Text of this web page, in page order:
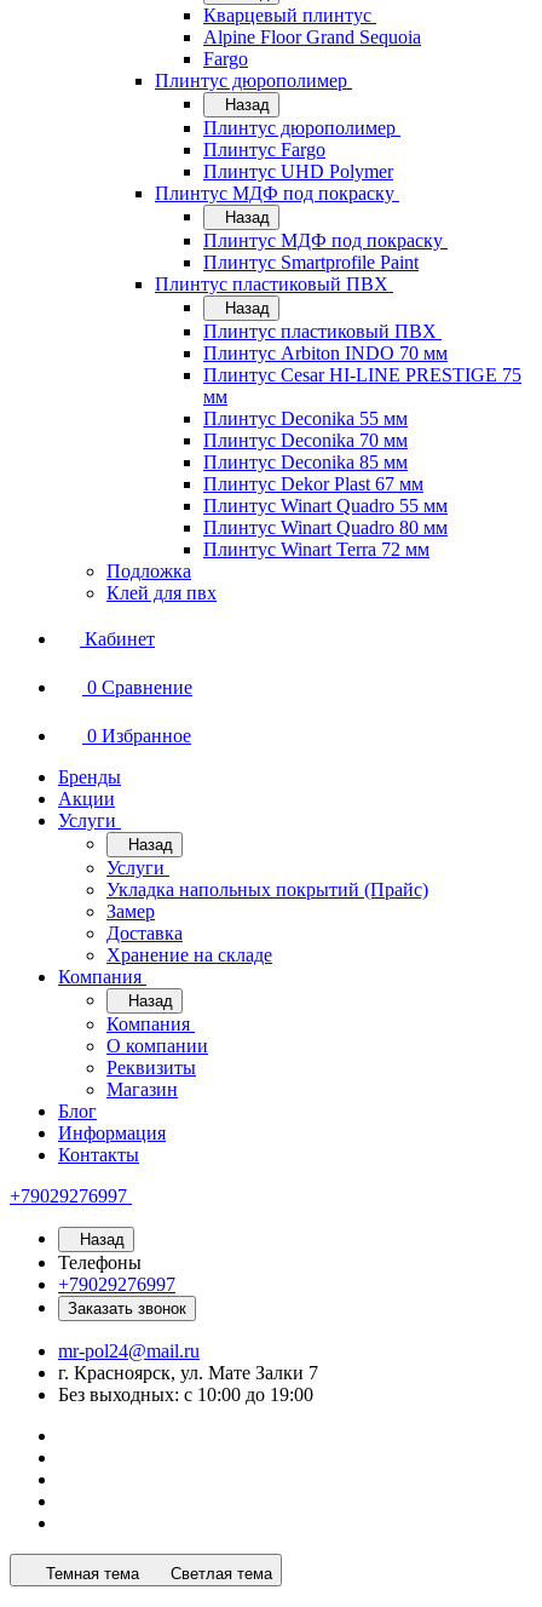
Кварцевый плинтус
Alpine Floor Grand Sequoia
Fargo
Плинтус дюрополимер
Назад
Плинтус дюрополимер
Плинтус Fargo
Плинтус UHD Polymer
Плинтус МДФ под покраску
Назад
Плинтус МДФ под покраску
Плинтус Smartprofile Paint
Плинтус пластиковый ПВХ
Назад
Плинтус пластиковый ПВХ
Плинтус Arbiton INDO 70 мм
Плинтус Cesar HI-LINE PRESTIGE 75
мм
Плинтус Deconika 55 мм
Плинтус Deconika 70 мм
Плинтус Deconika 85 мм
Плинтус Dekor Plast 67 мм
Плинтус Winart Quadro 55 мм
Плинтус Winart Quadro 80 мм
Плинтус Winart Terra 72 мм
Подложка
Клей для пвх
Кабинет
0 Сравнение
0 Избранное
Бренды
Акции
Услуги
Назад
Услуги
Укладка напольных покрытий (Прайс)
Замер
Доставка
Хранение на складе
Компания
Назад
Компания
О компании
Реквизиты
Магазин
Блог
Информация
Контакты
+79029276997
Назад
Телефоны
+79029276997
Заказать звонок
mr-pol24@mail.ru
г. Красноярск, ул. Мате Залки 7
Без выходных: с 10:00 до 19:00
Темная тема Светлая тема